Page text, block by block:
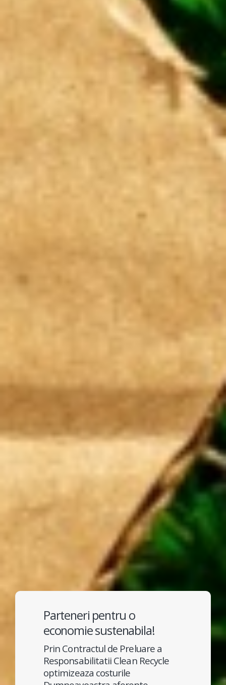
Parteneri pentru o
economie sustenabila!
Prin Contractul de Preluare a
Responsabilitatii Clean Recycle
optimizeaza costurile